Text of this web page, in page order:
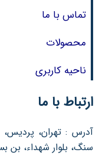
تماس با ما
محصولات
ناحیه کاربری
ارتباط با ما
آدرس : تهران،
سنگ، بلوار شهداء، بن